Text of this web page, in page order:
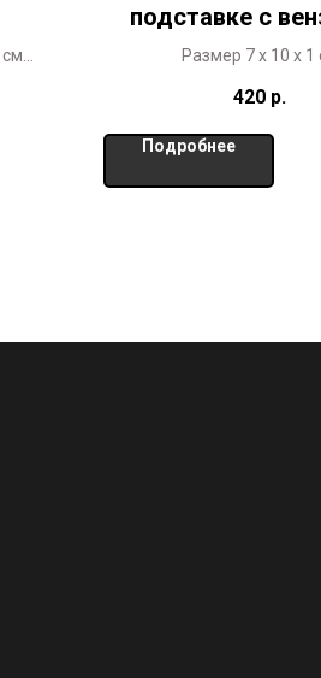
см
©
подставке с
Размер 7 х 10 х 1
420 р.
Подробнее